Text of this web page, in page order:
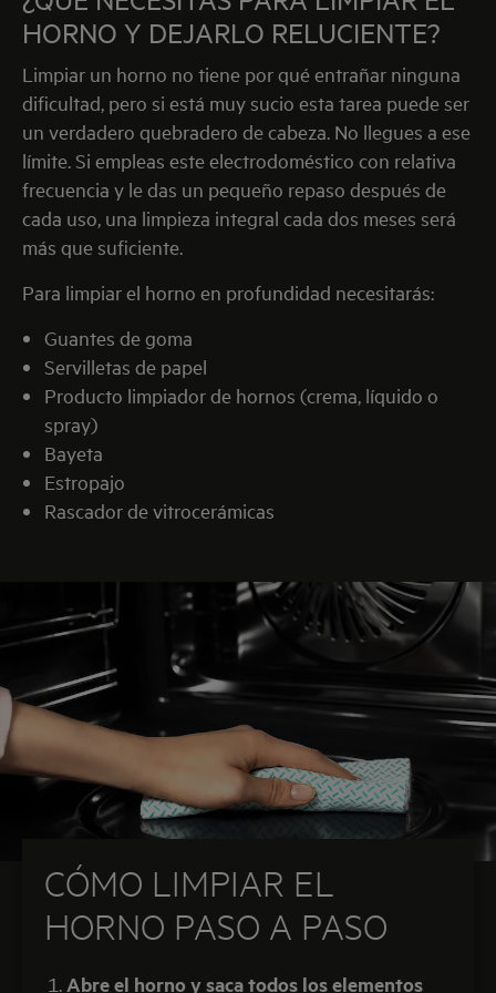
después de cada uso, pero un buen calendario de
mantenimiento y saber cómo limpiar el horno te
permitirá tenerlo siempre a punto, sin olores y en
condiciones óptimas.Aunque a simple vista
parezca una opción mucho más limpia que el uso
de los fogones, ya sean eléctricos o de gas, cocinar
al horno genera grasa y suciedad.
HORNO Y DEJARLO RELUCIENTE?
Limpiar un horno no tiene por qué entrañar ninguna
dificultad, pero si está muy sucio esta tarea puede ser
un verdadero quebradero de cabeza. No llegues a ese
límite. Si empleas este electrodoméstico con relativa
frecuencia y le das un pequeño repaso después de
cada uso, una limpieza integral cada dos meses será
más que suficiente.
Para limpiar el horno en profundidad necesitarás:
Guantes de goma
Servilletas de papel
Producto limpiador de hornos (crema, líquido o
spray)
Bayeta
Estropajo
Rascador de vitrocerámicas
CÓMO LIMPIAR EL
HORNO PASO A PASO
Abre el horno y sacatodos los elementos